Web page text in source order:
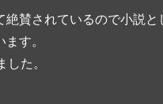
賛されているので小説と
す。
た。